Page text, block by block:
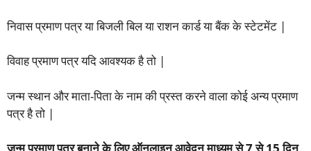
निवास प्रमाण पत्र या बिजली बिल या राशन कार्ड या बैंक के स्टेटमेंट |
विवाह प्रमाण पत्र यदि आवश्यक है तो |
जन्म स्थान और माता-पिता के नाम की प्रस्त करने वाला कोई अन्य प्रमाण
पत्र है तो |